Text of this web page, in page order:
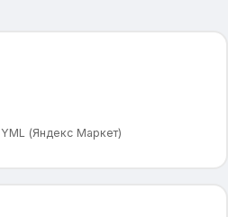
(Яндекс Маркет)